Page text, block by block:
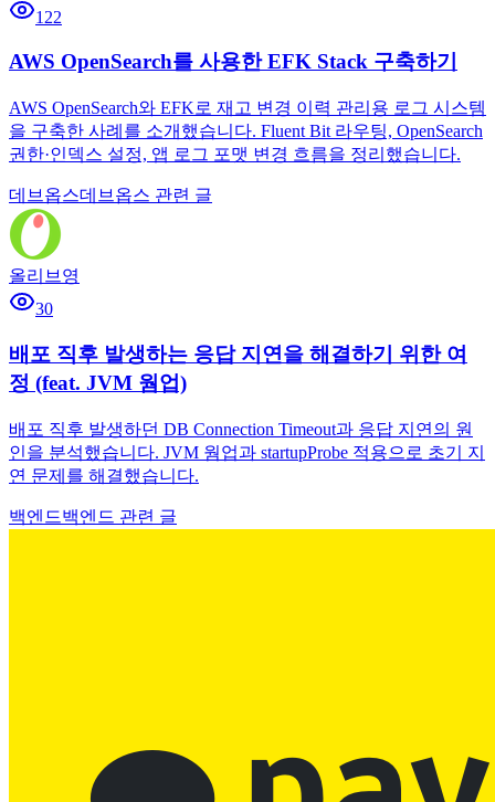
122
AWS OpenSearch를 사용한 EFK Stack 구축하기
AWS OpenSearch와 EFK로 재고 변경 이력 관리용 로그 시스템
을 구축한 사례를 소개했습니다. Fluent Bit 라우팅, OpenSearch
권한·인덱스 설정, 앱 로그 포맷 변경 흐름을 정리했습니다.
데브옵스데브옵스 관련 글
올리브영
30
배포 직후 발생하는 응답 지연을 해결하기 위한 여
정 (feat. JVM 웜업)
배포 직후 발생하던 DB Connection Timeout과 응답 지연의 원
인을 분석했습니다. JVM 웜업과 startupProbe 적용으로 초기 지
연 문제를 해결했습니다.
백엔드백엔드 관련 글